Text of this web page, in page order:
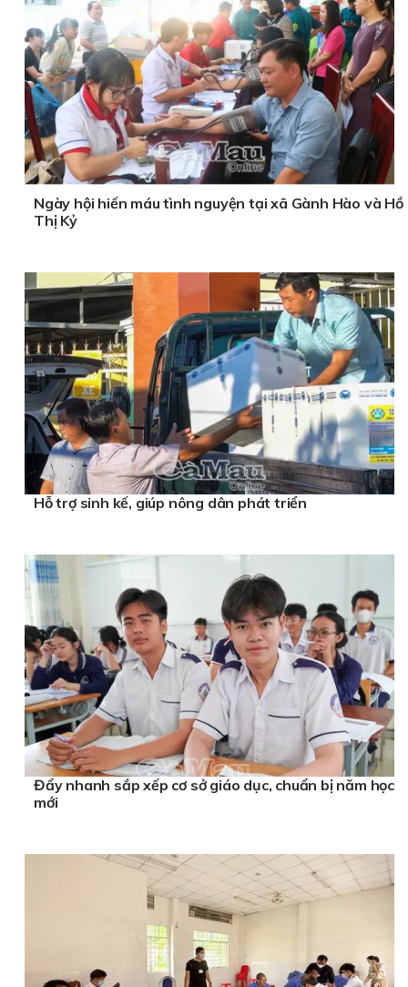
Ngày hội hiến máu tình nguyện tại xã Gành Hào và Hồ
Thị Kỷ
Hỗ trợ sinh kế, giúp nông dân phát triển
Đẩy nhanh sắp xếp cơ sở giáo dục, chuẩn bị năm học
mới